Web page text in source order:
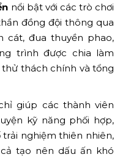
nổi bật với các trò chơi
đồng đội thông qua
cát, đua thuyền phao,
trình được chia làm
thử thách chính và tổng
giúp các thành viên
kỹ năng phối hợp,
nghiệm thiên nhiên,
tạo nên dấu ấn khó